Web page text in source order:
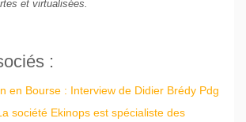
et virtualisées.
:
en Bourse : Interview de Didier Brédy Pdg
société Ekinops est spécialiste des